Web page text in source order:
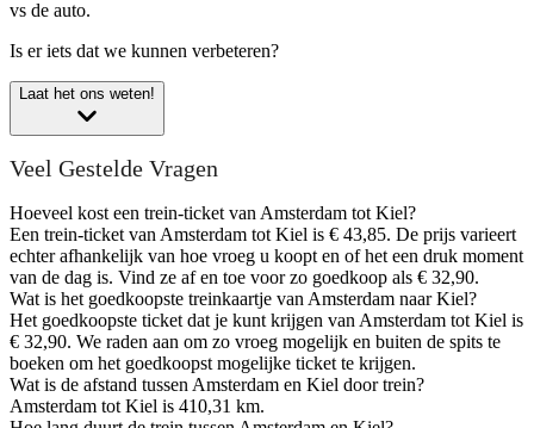
vs de auto.
Is er iets dat we kunnen verbeteren?
Laat het ons weten!
Veel Gestelde Vragen
Hoeveel kost een trein-ticket van Amsterdam tot Kiel?
Een trein-ticket van Amsterdam tot Kiel is € 43,85. De prijs varieert
echter afhankelijk van hoe vroeg u koopt en of het een druk moment
van de dag is. Vind ze af en toe voor zo goedkoop als € 32,90.
Wat is het goedkoopste treinkaartje van Amsterdam naar Kiel?
Het goedkoopste ticket dat je kunt krijgen van Amsterdam tot Kiel is
€ 32,90. We raden aan om zo vroeg mogelijk en buiten de spits te
boeken om het goedkoopst mogelijke ticket te krijgen.
Wat is de afstand tussen Amsterdam en Kiel door trein?
Amsterdam tot Kiel is 410,31 km.